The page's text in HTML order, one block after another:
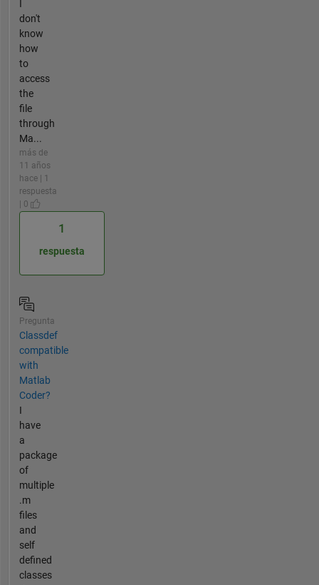
don't
know
how
to
access
the
file
through
Ma...
más de
11 años
hace | 1
respuesta
| 0
1
respuesta
Pregunta
Classdef
compatible
with
Matlab
Coder?
I
have
a
package
of
multiple
.m
files
and
self
defined
classes